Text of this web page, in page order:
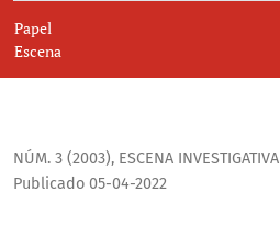
Papel
Escena
NÚM. 3 (2003), ESCENA INVESTIGATIVA
Publicado 05-04-2022